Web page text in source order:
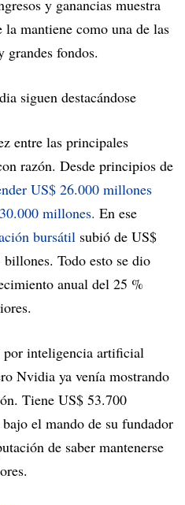
y ganancias muestra
mantiene como una de las
grandes fondos.
siguen destacándose
entre las principales
razón. Desde principios de
US$ 26.000 millones
millones. En ese
bursátil subió de US$
Todo esto se dio
anual del 25 %
por inteligencia artificial
Nvidia ya venía mostrando
Tiene US$ 53.700
el mando de su fundador
de saber mantenerse